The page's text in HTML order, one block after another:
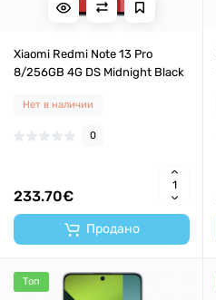
Xiaomi Redmi Note 13 Pro
8/256GB 4G DS Midnight Black
Нет в наличии
0
233.70€
Продано
Топ